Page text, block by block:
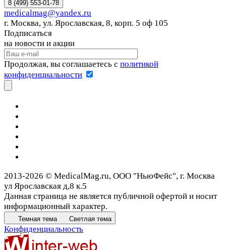
8 (499) 553-01-78
medicalmag@yandex.ru
г. Москва, ул. Ярославская, 8, корп. 5 оф 105
Подписаться
на новости и акции
Продолжая, вы соглашаетесь с политикой
конфиденциальности
2013-2026 © MedicalMag.ru, ООО "НьюФейс", г. Москва
ул Ярославская д,8 к.5
Данная страница не является публичной офертой и носит
информационный характер.
Темная тема Светлая тема
Конфиденциальность